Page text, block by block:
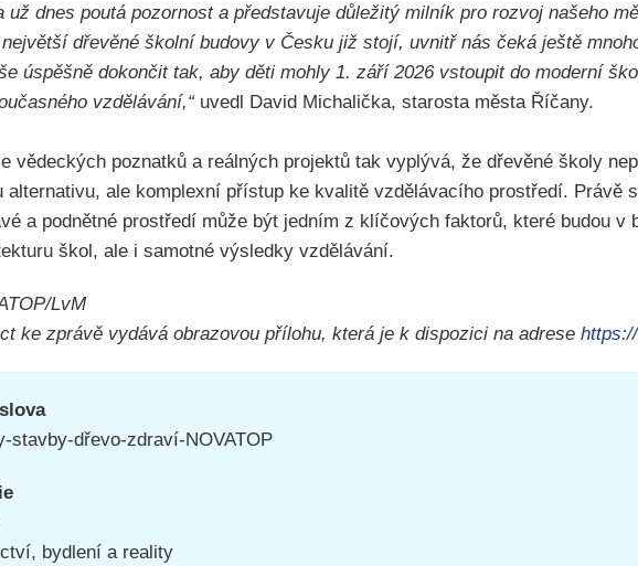
už dnes poutá pozornost a představuje důležitý milník pro rozvoj našeho
dřevěné školní budovy v Česku již stojí, uvnitř nás čeká ještě
úspěšně dokončit tak, aby děti mohly 1. září 2026 vstoupit do moderní
vzdělávání,“ uvedl David Michalička, starosta města Říčany.
vědeckých poznatků a reálných projektů tak vyplývá, že dřevěné školy
alternativu, ale komplexní přístup ke kvalitě vzdělávacího prostředí. Právě
a podnětné prostředí může být jedním z klíčových faktorů, které budou v
škol, ale i samotné výsledky vzdělávání.
LvM
ke zprávě vydává obrazovou přílohu, která je k dispozici na adrese
stavby-dřevo-zdraví-NOVATOP
bydlení a reality